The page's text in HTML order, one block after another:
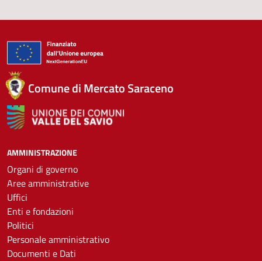
Comune di Mercato Saraceno
AMMINISTRAZIONE
Organi di governo
Aree amministrative
Uffici
Enti e fondazioni
Politici
Personale amministrativo
Documenti e Dati